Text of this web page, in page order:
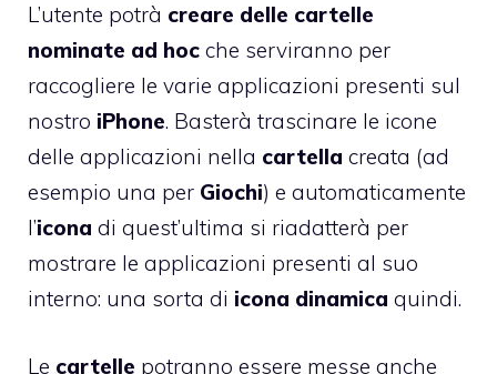
L’utente potrà creare delle cartelle
nominate ad hoc che serviranno per
raccogliere le varie applicazioni presenti sul
nostro iPhone. Basterà trascinare le icone
delle applicazioni nella cartella creata (ad
esempio una per Giochi) e automaticamente
l’icona di quest’ultima si riadatterà per
mostrare le applicazioni presenti al suo
interno: una sorta di icona dinamica quindi.
Le cartelle potranno essere messe anche